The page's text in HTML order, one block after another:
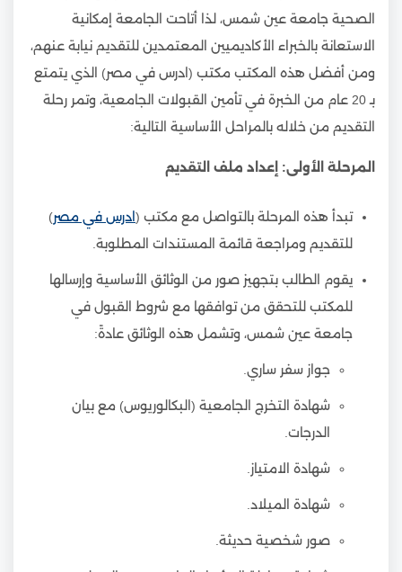
الصحية جامعة عين شمس، لذا أتاحت الجامعة إمكانية
الاستعانة بالخبراء الأكاديميين المعتمدين للتقديم نيابة عنهم،
ومن أفضل هذه المكتب مكتب (ادرس في مصر) الذي يتمتع
بـ 20 عام من الخبرة في تأمين القبولات الجامعية، وتمر رحلة
التقديم من خلاله بالمراحل الأساسية التالية:
المرحلة الأولى: إعداد ملف التقديم
تبدأ هذه المرحلة بالتواصل مع مكتب ( ادرس في مصر)
للتقديم ومراجعة قائمة المستندات المطلوبة.
يقوم الطالب بتجهيز صور من الوثائق الأساسية وإرسالها
للمكتب للتحقق من توافقها مع شروط القبول في
جامعة عين شمس، وتشمل هذه الوثائق عادةً:
جواز سفر ساري.
شهادة التخرج الجامعية (البكالوريوس) مع بيان
الدرجات.
شهادة الامتياز.
شهادة الميلاد.
صور شخصية حديثة.